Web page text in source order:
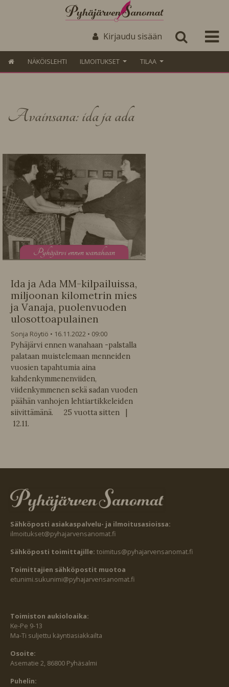
Kirjaudu sisään
NÄKÖISLEHTI ILMOITUKSET TILAA
Avainsana: ida ja ada
Pyhäjärvi ennen wanahaan
Ida ja Ada MM-kilpailuissa,
miljoonan kilometrin mies
ja Vanaja, puolenvuoden
ulosottoapulainen
Sonja Röytiö 16.11.2022
09:00
Pyhäjärvi ennen wanahaan -palstalla
palataan muistelemaan menneiden
vuosien tapahtumia aina
kahdenkymmenenviiden,
viidenkymmenen sekä sadan vuoden
päähän vanhojen lehtiartikkeleiden
siivittämänä. 25 vuotta sitten |
12.11.
Sähköposti asiakaspalvelu- ja ilmoitusasioissa:
ilmoitukset@pyhajarvensanomat.fi
Sähköposti toimittajille: toimitus@pyhajarvensanomat.fi
Toimittajien sähköpostit muotoa
etunimi.sukunimi@pyhajarvensanomat.fi
Toimiston aukioloaika:
Ke-Pe 9-13
Ma-Ti suljettu käyntiasiakkailta
Osoite:
Asematie 2, 86800 Pyhäsalmi
Puhelin: